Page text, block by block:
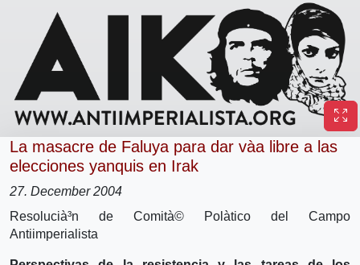
La masacre de Faluya para dar và­a libre a las
elecciones yanquis en Irak
27. December 2004
Resolucià³n de Comità© Polà­tico del Campo
Antiimperialista